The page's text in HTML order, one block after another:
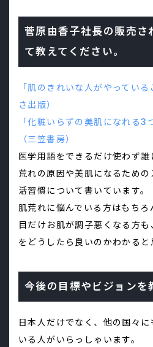
菅原由香子社長の販売さ
て教えてください。
「肌のきれいな人がやってい
さ出版）
「化粧いらずの美肌になれる3
（三笠書房）
医学用語をできるだけ使わず
荒れの原因や美肌になるため
活習慣について書いています。
肌荒れに悩んでいる方はもちろ
目だけお肌が調子悪くなる方
をどうしたら良いのかわかると
今後の目標やビジョンを
日本人だけでなく、他の国々
いる人がいらっしゃいます。